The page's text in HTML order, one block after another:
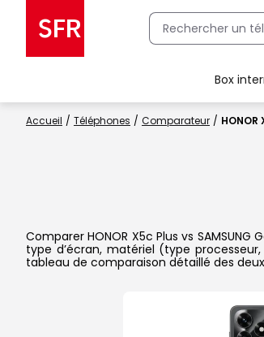
Box
Accueil Téléphones Comparateur
Comparer HONOR X5c Plus vs
type d’écran, matériel (type
tableau de comparaison détaillé des